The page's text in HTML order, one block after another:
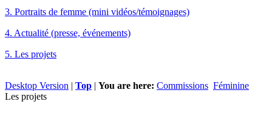
3. Portraits de femme (mini vidéos/témoignages)
4. Actualité (presse, événements)
5. Les projets
Desktop Version | Top | You are here: Commissions Féminine
Les projets